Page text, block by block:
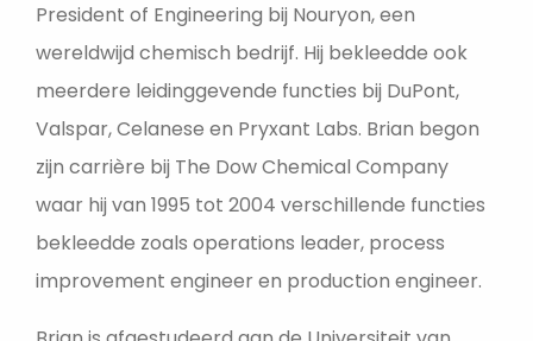
President of Engineering bij Nouryon, een
wereldwijd chemisch bedrijf. Hij bekleedde ook
meerdere leidinggevende functies bij DuPont,
Valspar, Celanese en Pryxant Labs. Brian begon
zijn carrière bij The Dow Chemical Company
waar hij van 1995 tot 2004 verschillende functies
bekleedde zoals operations leader, process
improvement engineer en production engineer.